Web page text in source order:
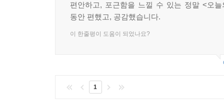
편안하고, 포근함을 느낄 수 있는 정말 <오
동안 편했고, 공감했습니다.
이 한줄평이 도움이 되었나요?
1